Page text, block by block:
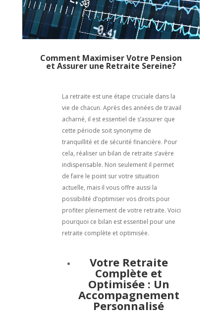
Comment Maximiser Votre Pension
et Assurer une Retraite Sereine?
La retraite est une étape cruciale dans la
vie de chacun. Après des années de travail
acharné, il est essentiel de s’assurer que
cette période soit synonyme de
tranquillité et de sécurité financière. Pour
cela, réaliser un bilan de retraite s’avère
indispensable. Non seulement il permet
de faire le point sur votre situation
actuelle, mais il vous offre aussi la
possibilité d’optimiser vos droits pour
profiter pleinement de votre retraite. Voici
pourquoi ce bilan est essentiel pour une
retraite complète et optimisée.
Votre Retraite
Complète et
Optimisée : Un
Accompagnement
Personnalisé